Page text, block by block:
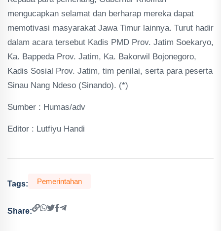
mengucapkan selamat dan berharap mereka dapat
memotivasi masyarakat Jawa Timur lainnya. Turut hadir
dalam acara tersebut Kadis PMD Prov. Jatim Soekaryo,
Ka. Bappeda Prov. Jatim, Ka. Bakorwil Bojonegoro,
Kadis Sosial Prov. Jatim, tim penilai, serta para peserta
Sinau Nang Ndeso (Sinando). (*)
Sumber : Humas/adv
Editor : Lutfiyu Handi
Tags: Pemerintahan
Share: